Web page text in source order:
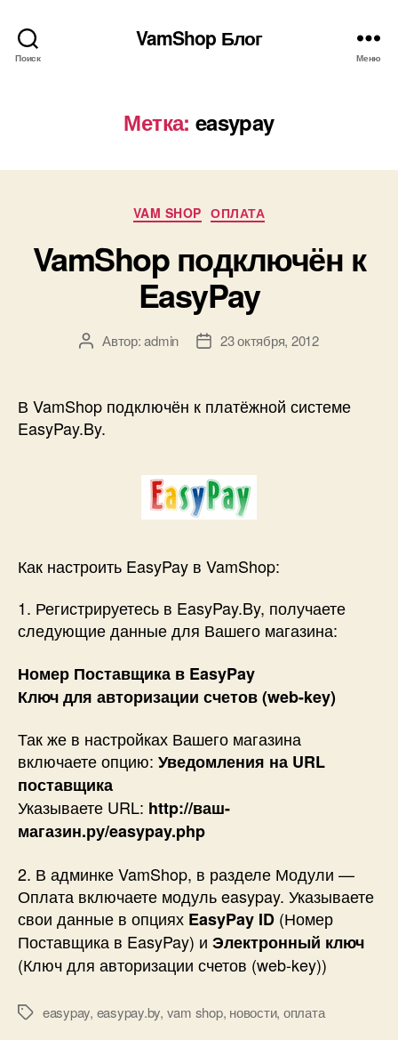
Поиск
VamShop Блог
Меню
Метка: easypay
Рубрики
VAM SHOP ОПЛАТА
VamShop подключён к
EasyPay
АвторАвтор:admin
Дата23 октября, 2012
В VamShop подключён к платёжной системе
EasyPay.By.
Как настроить EasyPay в VamShop:
1. Регистрируетесь в EasyPay.By, получаете
следующие данные для Вашего магазина:
Номер Поставщика в EasyPay
Ключ для авторизации счетов (web-key)
Так же в настройках Вашего магазина
включаете опцию: Уведомления на URL
поставщика
Указываете URL: http://ваш-
магазин.ру/easypay.php
2. В админке VamShop, в разделе Модули —
Оплата включаете модуль easypay. Указываете
свои данные в опциях EasyPay ID (Номер
Поставщика в EasyPay) и Электронный ключ
(Ключ для авторизации счетов (web-key))
Меткиeasypay, easypay.by, vam shop, новости, оплата